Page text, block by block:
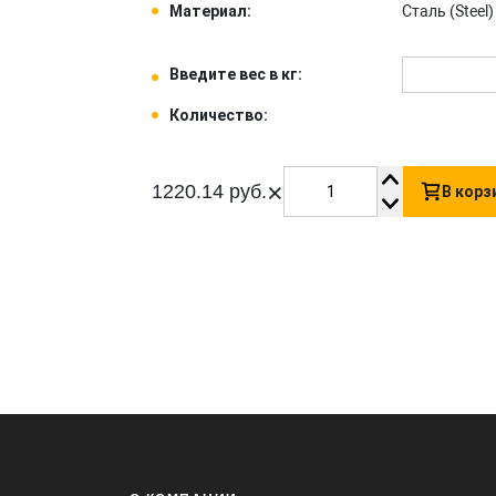
Материал:
Сталь (Steel) .
Введите вес в кг:
Количество:
1220.14 руб.× В